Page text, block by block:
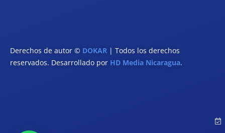
Derechos de autor © DOKAR | Todos los derechos
reservados. Desarrollado por HD Media Nicaragua.